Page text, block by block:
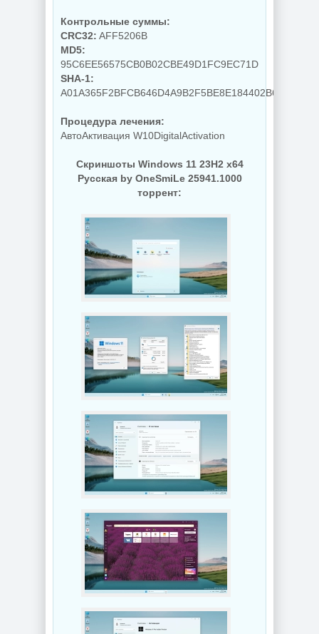
Uninstaller Pro
15.6.0.6
Wondershare
PDFelement Pro
12.1.28.4370
NEW
Редактирование
документов
NEW
для Windows
AppControl
1.4.0.415
NEW
Управление
приложениями
Raven 1.1.0.0
Windows 10
Enterprise 2019
LTSC Full Июль
2026
NEW
Windows 11 Pro
26H1 Build
28120.2546 by
OneSmiLe
NEW
Windows 11 25H2
Build 26200.8655
NEW
Контрольные суммы:
CRC32: AFF5206B
MD5:
95C6EE56575CB0B02CBE49D1FC9EC71D
SHA-1:
A01A365F2BFCB646D4A9B2F5BE8E184402B64038
Процедура лечения:
АвтоАктивация W10DigitalActivation
Скриншоты Windows 11 23H2 x64
Русская by OneSmiLe 25941.1000
торрент: